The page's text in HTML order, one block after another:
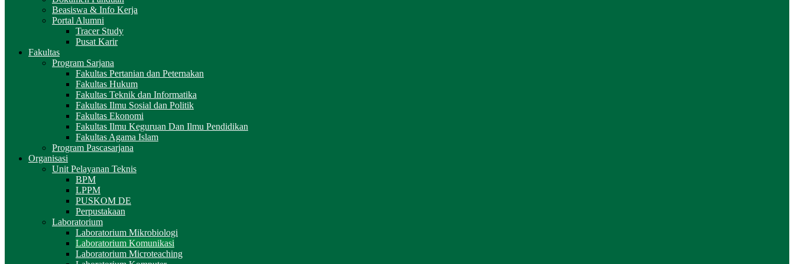
Beasiswa & Info Kerja
Portal Alumni
Tracer Study
Pusat Karir
Fakultas
Program Sarjana
Fakultas Pertanian dan Peternakan
Fakultas Hukum
Fakultas Teknik dan Informatika
Fakultas Ilmu Sosial dan Politik
Fakultas Ekonomi
Fakultas Ilmu Keguruan Dan Ilmu Pendidikan
Fakultas Agama Islam
Program Pascasarjana
Organisasi
Unit Pelayanan Teknis
BPM
LPPM
PUSKOM DE
Perpustakaan
Laboratorium
Laboratorium Mikrobiologi
Laboratorium Komunikasi
Laboratorium Microteaching